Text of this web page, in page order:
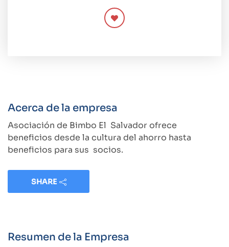
Acerca de la empresa
Asociación de Bimbo El Salvador ofrece
beneficios desde la cultura del ahorro hasta
beneficios para sus socios.
SHARE
Resumen de la Empresa